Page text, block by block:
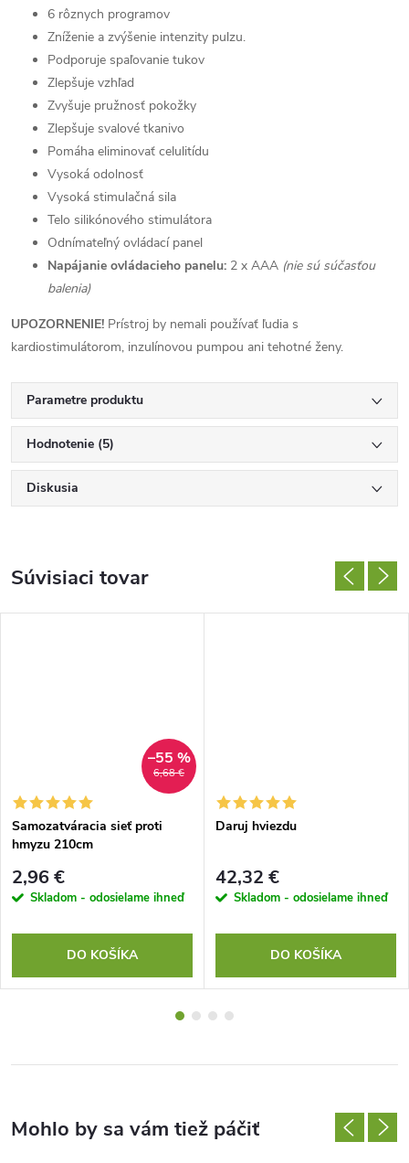
6 rôznych programov
Zníženie a zvýšenie intenzity pulzu.
Podporuje spaľovanie tukov
Zlepšuje vzhľad
Zvyšuje pružnosť pokožky
Zlepšuje svalové tkanivo
Pomáha eliminovať celulitídu
Vysoká odolnosť
Vysoká stimulačná sila
Telo silikónového stimulátora
Odnímateľný ovládací panel
Napájanie ovládacieho panelu: 2 x AAA (nie sú súčasťou
balenia)
UPOZORNENIE! Prístroj by nemali používať ľudia s
kardiostimulátorom, inzulínovou pumpou ani tehotné ženy.
Parametre produktu
Hodnotenie (5)
Diskusia
Súvisiaci tovar
6,68 €
–55 %
Samozatváracia sieť proti
hmyzu 210cm
2,96 €
Skladom - odosielame ihneď
DO KOŠÍKA
Daruj hviezdu
42,32 €
Skladom - odosielame ihneď
DO KOŠÍKA